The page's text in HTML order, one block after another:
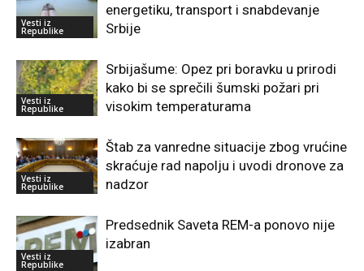
Vesti iz
Republike
energetiku, transport i snabdevanje
Srbije
Vesti iz
Republike
Srbijašume: Opez pri boravku u prirodi
kako bi se sprečili šumski požari pri
visokim temperaturama
Vesti iz
Republike
Štab za vanredne situacije zbog vrućine
skraćuje rad napolju i uvodi dronove za
nadzor
Vesti iz
Republike
Predsednik Saveta REM-a ponovo nije
izabran